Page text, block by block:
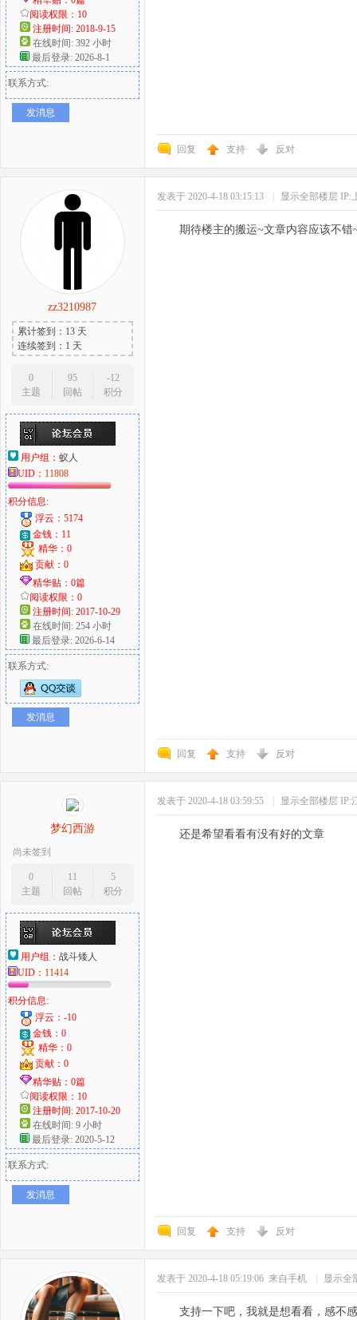
阅读权限：10
注册时间: 2018-9-15
在线时间: 392 小时
最后登录: 2026-8-1
联系方式:
发消息
回复 支持 反对
zz3210987
累计签到：13 天
连续签到：1 天
0
主题
95
回帖
-12
积分
用户组： 蚁人
UID： 11808
积分信息:
浮云：5174
金钱：11
精华：0
贡献：0
精华贴：0篇
阅读权限：0
注册时间: 2017-10-29
在线时间: 254 小时
最后登录: 2026-6-14
联系方式:
发消息
发表于 2020-4-18 03:15:13 显示全部楼层 IP:
期待楼主的搬运~文章内容应该不错
回复 支持 反对
梦幻西游
尚未签到
0
主题
11
回帖
5
积分
用户组： 战斗矮人
UID： 11414
积分信息:
浮云：-10
金钱：0
精华：0
贡献：0
精华贴：0篇
阅读权限：10
注册时间: 2017-10-20
在线时间: 9 小时
最后登录: 2020-5-12
联系方式:
发消息
发表于 2020-4-18 03:59:55 显示全部楼层 IP:
还是希望看看有没有好的文章
回复 支持 反对
发表于 2020-4-18 05:19:06 来自手机 显示全
支持一下吧，我就是想看看，感不